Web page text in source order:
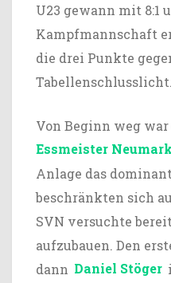
U23 gewann mit 8:1
Kampfmannschaft
die drei Punkte
Tabellenschlusslicht.
Von Beginn weg war
Essmeister
Anlage das
beschränkten sich
SVN versuchte
aufzubauen. Den
dann Daniel Stöger